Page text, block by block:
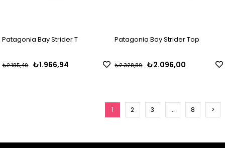
Patagonia Bay Strider T
₺1.966,94
₺2.185,49
Patagonia Bay Strider Top
₺2.096,00
₺2.328,89
1 2 3 ... 8 >